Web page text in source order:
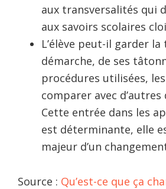
aux transversalités qui
aux savoirs scolaires
L’élève peut-il garder la
démarche, de ses
procédures utilisées,
comparer avec d’autres
Cette entrée dans les
est déterminante, elle
majeur d’un
Source : Qu’est-ce que ça